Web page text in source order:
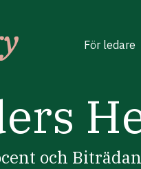
För ledare
och